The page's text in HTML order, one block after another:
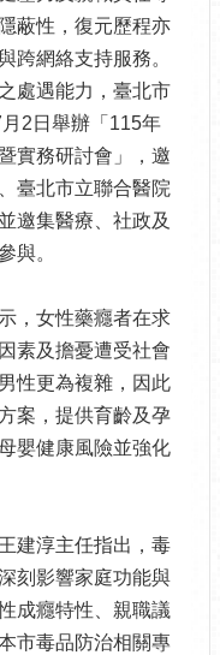
蔽性，復元歷程亦
跨網絡支持服務。
處遇能力，臺北市
2日舉辦「115年
實務研討會」，邀
臺北市立聯合醫院
邀集醫療、社政及
與。
，女性藥癮者在求
素及擔憂遭受社會
性更為複雜，因此
案，提供育齡及孕
嬰健康風險並強化
建淳主任指出，毒
刻影響家庭功能與
成癮特性、親職議
市毒品防治相關專